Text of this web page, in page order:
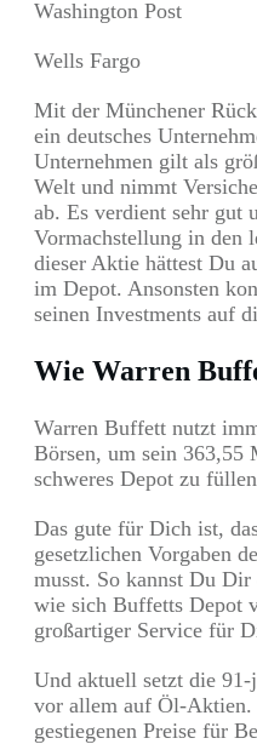
Washington Post
Wells Fargo
Mit der Münchener
ein deutsches
Unternehmen gilt als
Welt und nimmt
ab. Es verdient sehr gut
Vormachstellung in den
dieser Aktie hättest Du
im Depot. Ansonsten
seinen Investments auf
Wie Warren
Warren Buffett nutzt
Börsen, um sein
schweres Depot zu
Das gute für Dich ist,
gesetzlichen Vorgaben
musst. So kannst Du Dir
wie sich Buffetts Depot
großartiger Service für
Und aktuell setzt die
vor allem auf Öl-Aktien.
gestiegenen Preise für